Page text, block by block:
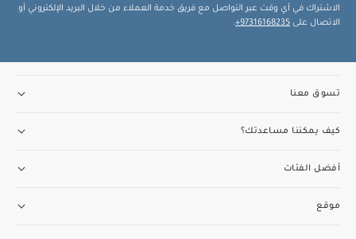
الاشتراك في أي وقت عبر التواصل مع فريق خدمة العملاء من خلال البريد الإلكتروني أو
الاتصال على 97316168235+
.
تسوق معنا
كيف يمكننا مساعدتك؟
أفضل الفئات
موقع